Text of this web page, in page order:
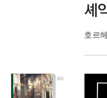
셰
호르